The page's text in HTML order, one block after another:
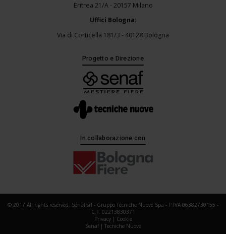
Eritrea 21/A - 20157 Milano
Uffici Bologna:
Via di Corticella 181/3 - 40128 Bologna
Progetto e Direzione
In collaborazione con
© 2017 All rights reserved. Senaf srl - Gruppo Tecniche Nuove Spa - P.IVA 06382730155 -
C.F. 02213830371
Privacy| Cookie
Senaf| Tecniche Nuove